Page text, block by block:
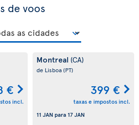
de voos
€
incl.
Montreal (CA)
de Lisboa(PT)
399 €
taxas e impostos incl.
11 JAN para 17 JAN